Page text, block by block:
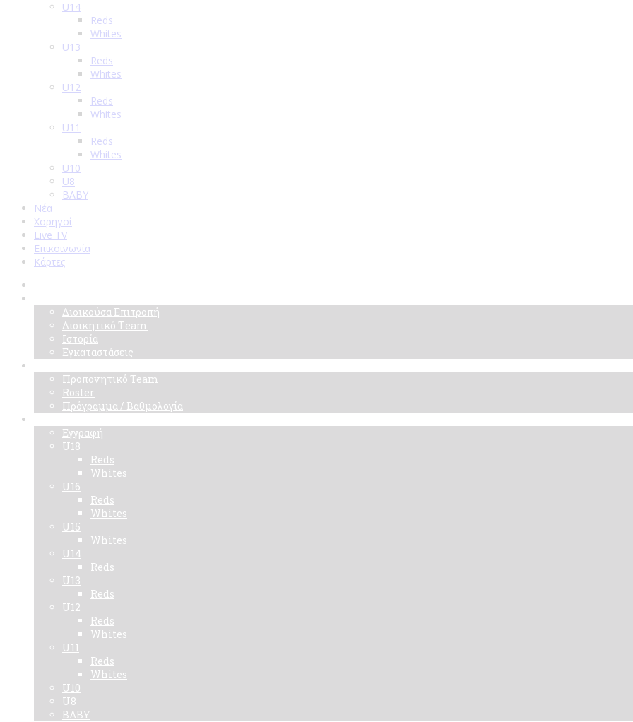
U14
Reds
Whites
U13
Reds
Whites
U12
Reds
Whites
U11
Reds
Whites
U10
U8
BABY
Νέα
Χορηγοί
Live TV
Επικοινωνία
Κάρτες
Διοικούσα Επιτροπή
Διοικητικό Τeam
Ιστορία
Εγκαταστάσεις
Προπονητικό Team
Roster
Πρόγραμμα / Βαθμολογία
Εγγραφή
U18
Reds
Whites
U16
Reds
Whites
U15
Whites
U14
Reds
U13
Reds
U12
Reds
Whites
U11
Reds
Whites
U10
U8
BABY